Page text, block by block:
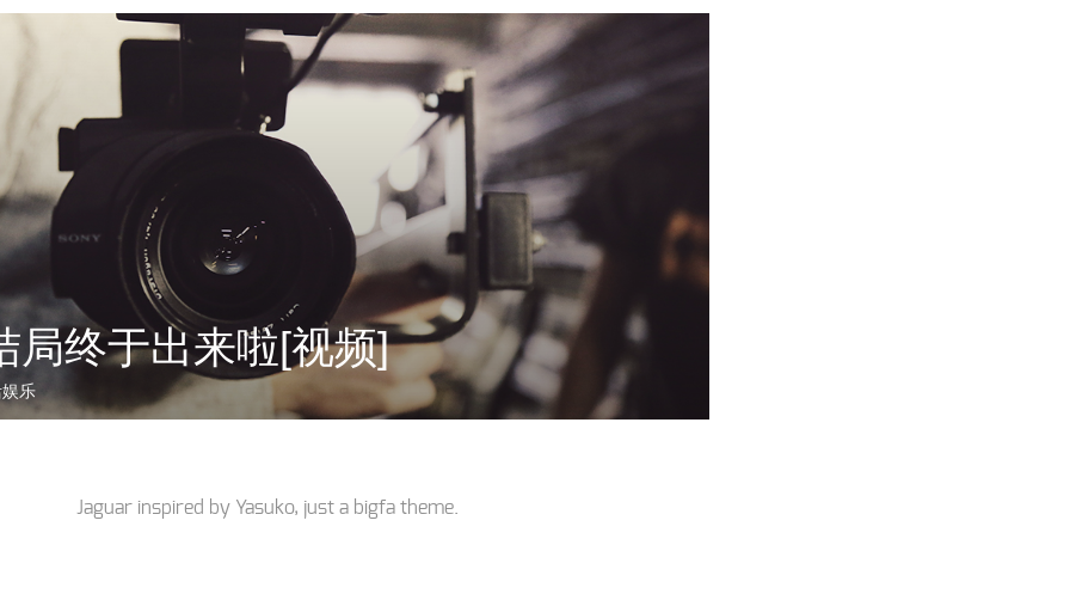
局终于出来啦[视频]
乐
Jaguar inspired by Yasuko, just a bigfa theme.